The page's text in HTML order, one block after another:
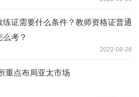
练证需要什么条件？教师资格证普通
么考？
2022-08-26
重点布局亚太市场